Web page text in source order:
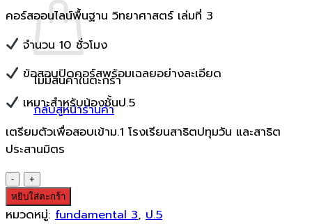
ไม่มีสินค้าในตะกร้า
กลับสู่หน้าร้านค้า
คอร์สออนไลน์พื้นฐาน วิทยาศาสตร์ เล่มที่ 3
จำนวน 10 ชั่วโมง
ข้อสอบปิดคอร์สพร้อมเฉลยอย่างละเอียด
เหมาะสำหรับน้องชั้นป.5
เตรียมตัวเพื่อสอบเข้าม.1 โรงเรียนสาธิตปทุมวัน และสาธิต
ประสานมิตร
จำนวน
Fundamental
3
หยิบใส่ตะกร้า
หมวดหมู่: fundamental 3, ป.5